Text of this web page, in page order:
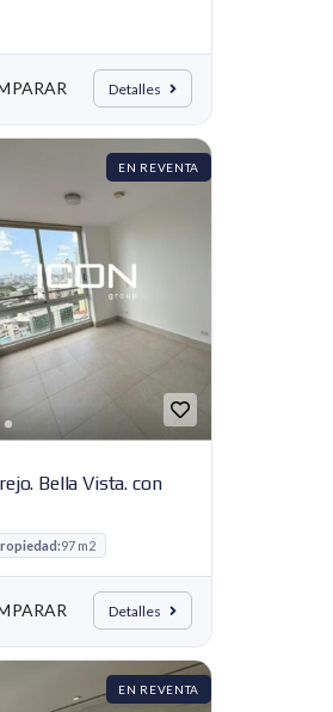
Detalles
EN REVENTA
Bella Vista. con
97 m2
Detalles
EN REVENTA